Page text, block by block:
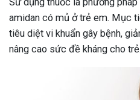
Sử dụng thuốc là phương
amidan có mủ ở trẻ em. Mục
tiêu diệt vi khuẩn gây bệnh,
nâng cao sức đề kháng cho trẻ.